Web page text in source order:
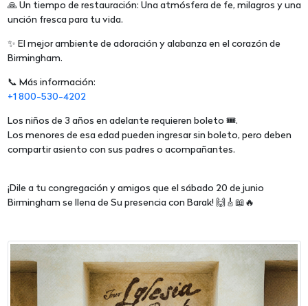
🙏 Un tiempo de restauración: Una atmósfera de fe, milagros y una
unción fresca para tu vida.
✨ El mejor ambiente de adoración y alabanza en el corazón de
Birmingham.
📞 Más información:
+1 800-530-4202
Los niños de 3 años en adelante requieren boleto 🎟️.
Los menores de esa edad pueden ingresar sin boleto, pero deben
compartir asiento con sus padres o acompañantes.
¡Dile a tu congregación y amigos que el sábado 20 de junio
Birmingham se llena de Su presencia con Barak! 🙌🎸📖🔥